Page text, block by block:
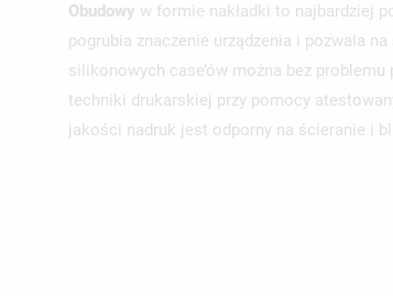
Obudowy w formie nakładki to najbardziej
pogrubia znaczenie urządzenia i pozwala na
silikonowych case’ów można bez
techniki drukarskiej przy pomocy
jakości nadruk jest odporny na ścieranie i